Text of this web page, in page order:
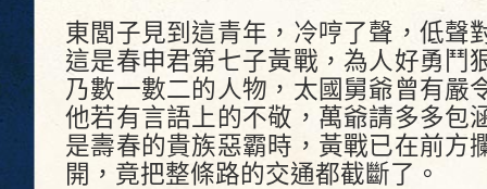
東閭子見到這青年，冷哼了聲，低聲
這是春申君第七子黃戰，為人好勇鬥
乃數一數二的人物，太國舅爺曾有嚴
他若有言語上的不敬，萬爺請多多包
是壽春的貴族惡霸時，黃戰已在前方
開，竟把整條路的交通都截斷了。